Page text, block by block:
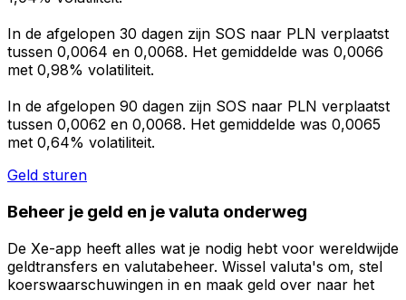
In de afgelopen 30 dagen zijn SOS naar PLN verplaatst
tussen 0,0064 en 0,0068. Het gemiddelde was 0,0066
met 0,98% volatiliteit.
In de afgelopen 90 dagen zijn SOS naar PLN verplaatst
tussen 0,0062 en 0,0068. Het gemiddelde was 0,0065
met 0,64% volatiliteit.
Geld sturen
Beheer je geld en je valuta onderweg
De Xe-app heeft alles wat je nodig hebt voor wereldwijde
geldtransfers en valutabeheer. Wissel valuta's om, stel
koerswaarschuwingen in en maak geld over naar het